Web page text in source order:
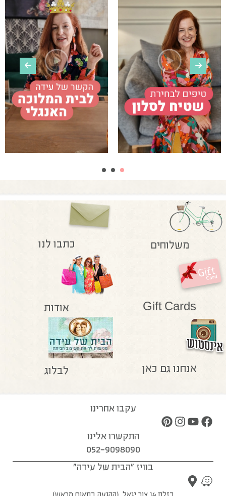
משלוחים כתבו לנו
Gift Cards אודות
אנחנו גם כאן לבלוג
עקבו אחרינו
התקשרו אלינו
052-9098090
בוויז "הבית של עידה"
בזלת 14 צור יגאל, (ההגעה בתאום מראש)